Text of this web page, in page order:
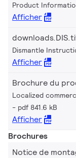
Product
Afficher
Dismantle
Afficher
Brochure du
Localized
pdf 841.6 kB
Afficher
Brochures
Notice de